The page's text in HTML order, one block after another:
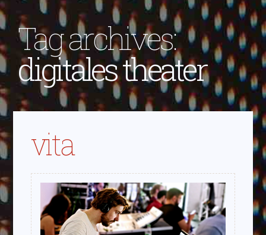
Tag archives:
digitales theater
vita